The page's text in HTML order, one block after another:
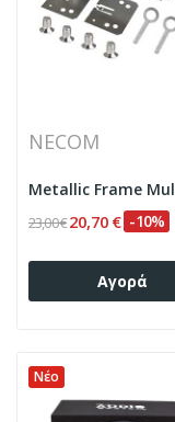
NECOM
23,00 €20,70 € -10%
Αγορά
Νέο